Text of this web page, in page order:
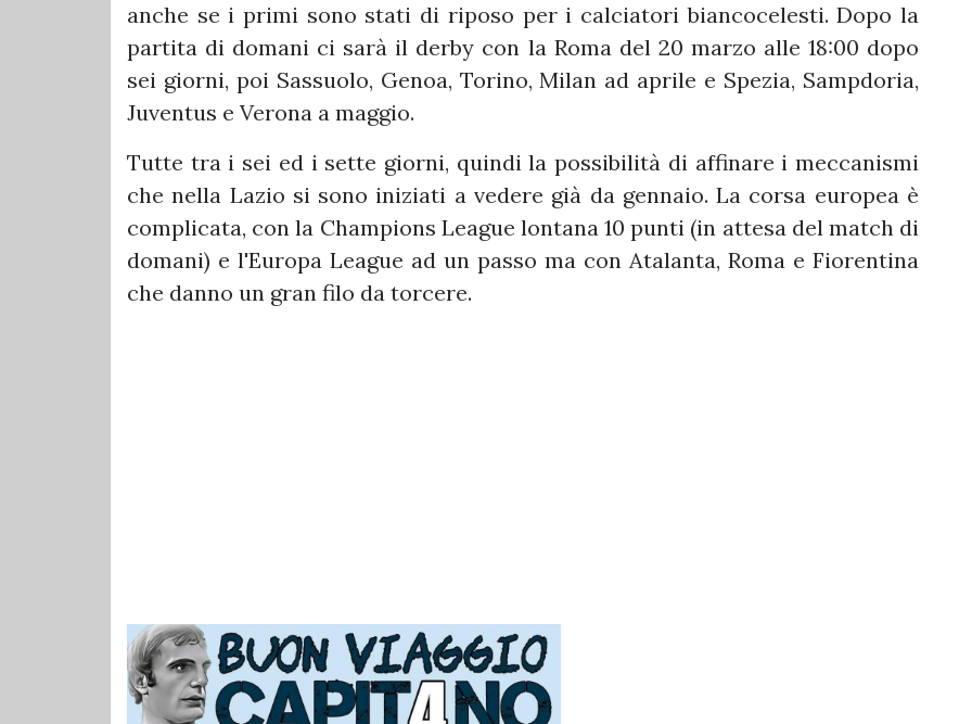
anche se i primi sono stati di riposo per i calciatori biancocelesti. Dopo la
partita di domani ci sarà il derby con la Roma del 20 marzo alle 18:00 dopo
sei giorni, poi Sassuolo, Genoa, Torino, Milan ad aprile e Spezia, Sampdoria,
Juventus e Verona a maggio.
Tutte tra i sei ed i sette giorni, quindi la possibilità di affinare i meccanismi
che nella Lazio si sono iniziati a vedere già da gennaio. La corsa europea è
complicata, con la Champions League lontana 10 punti (in attesa del match di
domani) e l'Europa League ad un passo ma con Atalanta, Roma e Fiorentina
che danno un gran filo da torcere.